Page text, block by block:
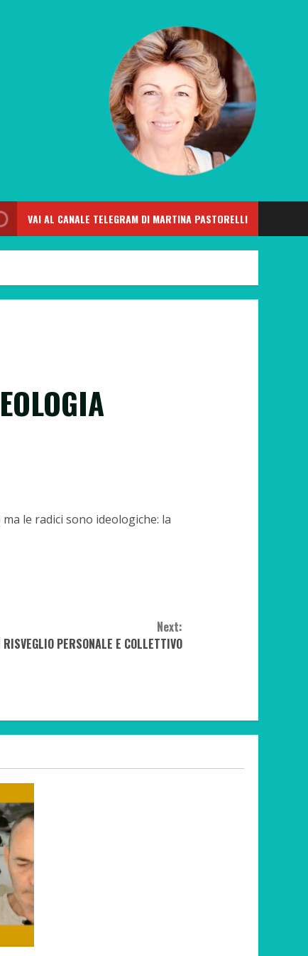
VAI AL CANALE TELEGRAM DI MARTINA PASTORELLI
le radici sono ideologiche: la
Next:
RISVEGLIO PERSONALE E COLLETTIVO